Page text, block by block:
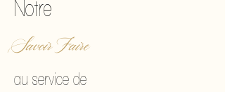
Notre
Savoir Faire
au service de